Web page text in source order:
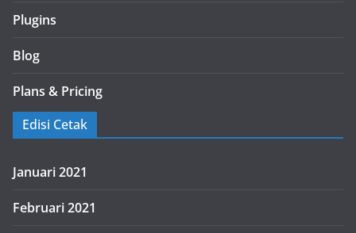
Plugins
Blog
Plans & Pricing
Edisi Cetak
Januari 2021
Februari 2021